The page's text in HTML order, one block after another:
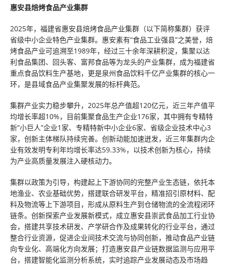
惠安县焙烤食品产业集群
2025年，福建省惠安县焙烤食品产业集群（以下简称集群）获评
省级中小企业特色产业集群。惠安素有“食品工业强县”之美誉，焙
烤食品产业可追溯至1989年，经过三十余年深耕积淀，集聚以达
利食品集团、回头客、富邦食品等为龙头的产业集群，成为福建省
重点食品饮料生产基地，更是泉州食品饮料千亿产业集群的核心一
环，是县域食品产业集聚发展的标杆典范。
集群产业实力稳步攀升，2025年总产值超120亿元，近三年产值平
均增长率超10%，目前集聚食品生产企业176家，其中拥有专精特
新“小巨人”企业1家、专精特新中小企业6家、省级企业技术中心3
家，创新主体梯队持续完善。创新动能加速迸发，近三年集群内企
业有效发明专利年均增长率达59.33%，以技术创新为核心，持续
为产业高质量发展注入硬核动力。
集群以政策为引导，构建起上下游协同的完整产业生态链，依托本
地渔业、农业基础优势，搭建联合研发平台，精准招引原材料、配
料及物流等上下游项目，形成从原料生产到仓储物流的全流程闭环
链条。创新探索产业发展新模式，成立惠安县崇武食品加工行业协
会，搭建共享技术研发、产学研合作及成果转化的行业平台，通过
整合行业资源，促进企业间技术交流与协同创新，推动食品产业链
向专业化、高端化方向发展；打造惠安县产业链数据监测与应用平
台，搭建智能化监测分析系统，实时追踪产业发展动态及市场趋